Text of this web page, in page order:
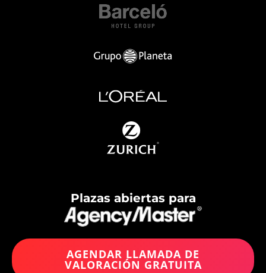
Plazas abiertas para
AGENDAR LLAMADA DE
VALORACIÓN GRATUITA